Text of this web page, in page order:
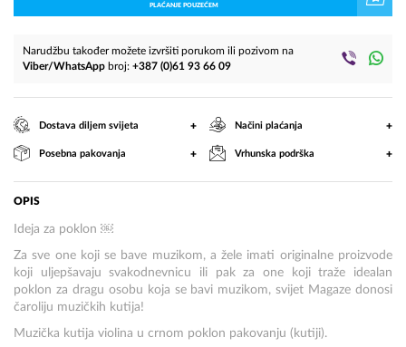
plavom
PLAĆANJE POUZEĆEM
Narudžbu također možete izvršiti porukom ili pozivom na
Viber/WhatsApp broj: +387 (0)61 93 66 09
Dostava diljem svijeta + Načini plaćanja +
Posebna pakovanja + Vrhunska podrška +
OPIS
Ideja za poklon ￼
Za sve one koji se bave muzikom, a žele imati originalne proizvode
koji uljepšavaju svakodnevnicu ili pak za one koji traže idealan
poklon za dragu osobu koja se bavi muzikom, svijet Magaze donosi
čaroliju muzičkih kutija!
Muzička kutija violina u crnom poklon pakovanju (kutiji).